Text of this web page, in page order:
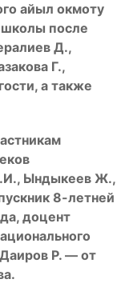
айыл окмоту
школы после
Д.,
Г.,
а также
Ындыкеев Ж.,
8-летней
доцент
Р. — от